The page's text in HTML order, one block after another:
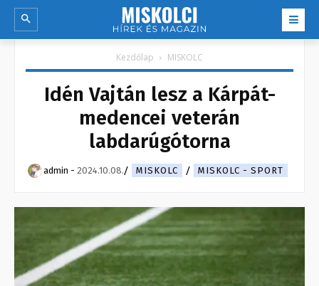
Kezdőlap MISKOLC
Idén Vajtán lesz a Kárpát-
medencei veterán
labdarúgótorna
admin - 2024.10.08. MISKOLC MISKOLC - SPORT